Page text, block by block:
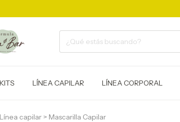
KITS LÍNEA CAPILAR LÍNEA CORPORAL
Línea capilar > Mascarilla Capilar